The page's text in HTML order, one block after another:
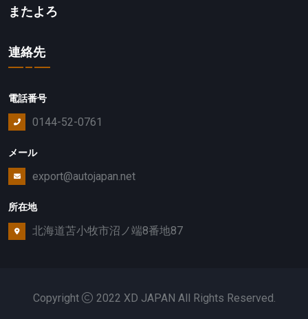
またよろ
連絡先
電話番号
0144-52-0761
メール
export@autojapan.net
所在地
北海道苫小牧市沼ノ端8番地87
Copyright 2022 XD JAPAN All Rights Reserved.